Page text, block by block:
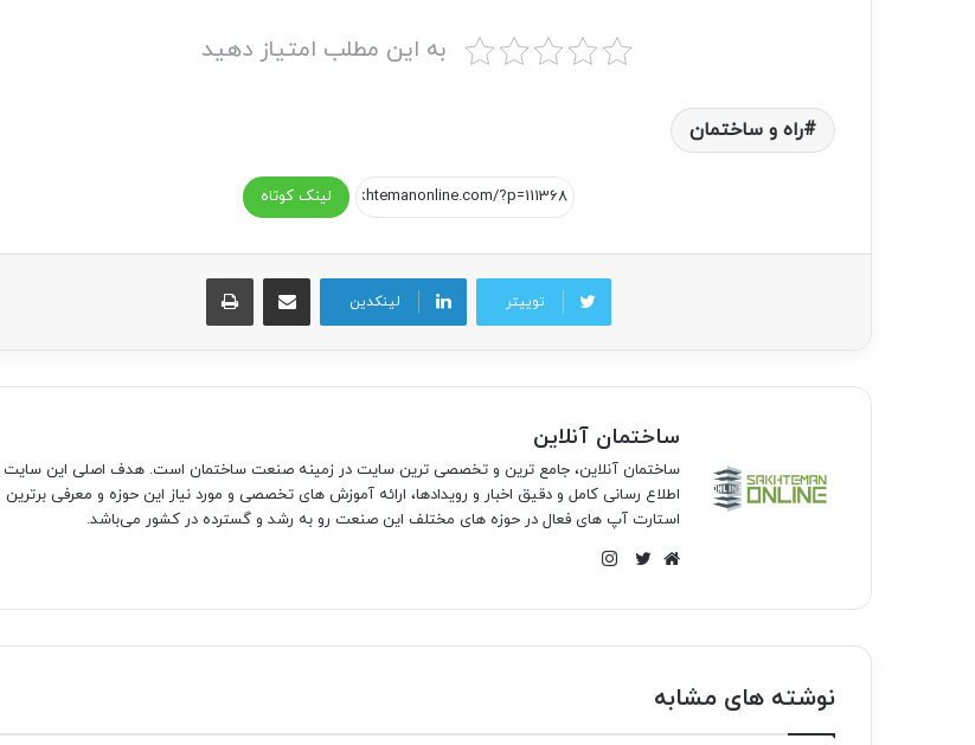
به این مطلب امتیاز دهید
راه و ساختمان
لینک کوتاه
توییتر لینکدین
اشتراک گذاری از طریق ایمیل چاپ
ساختمان آنلاین
ساختمان آنلاین، جامع ترین و تخصصی ترین سایت در زمینه صنعت ساختمان است. هدف اصلی این سایت
اطلاع رسانی کامل و دقیق اخبار و رویدادها، ارائه آموزش های تخصصی و مورد نیاز این حوزه و معرفی برترین
استارت آپ های فعال در حوزه های مختلف این صنعت رو به رشد و گسترده در کشور می‌باشد.
نوشته های مشابه